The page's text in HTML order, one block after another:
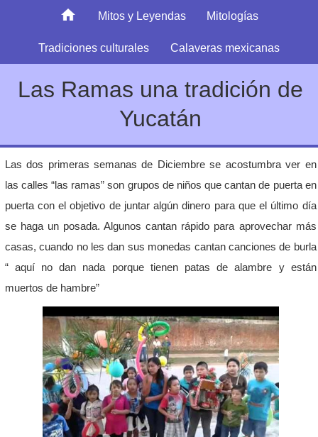
Mitos y Leyendas Mitologías
Tradiciones culturales Calaveras mexicanas
Las Ramas una tradición de
Yucatán
Las dos primeras semanas de Diciembre se acostumbra ver en
las calles “las ramas” son grupos de niños que cantan de puerta en
puerta con el objetivo de juntar algún dinero para que el último día
se haga un posada. Algunos cantan rápido para aprovechar más
casas, cuando no les dan sus monedas cantan canciones de burla
“ aquí no dan nada porque tienen patas de alambre y están
muertos de hambre”